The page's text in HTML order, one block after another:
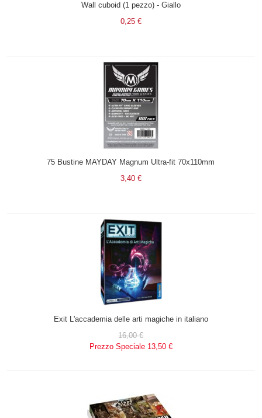
Wall cuboid (1 pezzo) - Giallo
0,25 €
75 Bustine MAYDAY Magnum Ultra-fit 70x110mm
3,40 €
Exit L'accademia delle arti magiche in italiano
16,00 €
Prezzo Speciale 13,50 €